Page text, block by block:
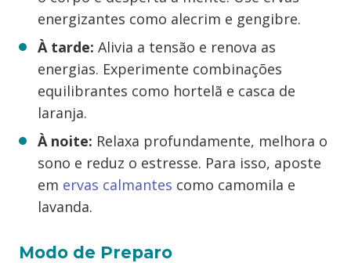
energizantes como alecrim e gengibre.
À tarde: Alivia a tensão e renova as
energias. Experimente combinações
equilibrantes como hortelã e casca de
laranja.
À noite: Relaxa profundamente, melhora o
sono e reduz o estresse. Para isso, aposte
em ervas calmantes como camomila e
lavanda.
Modo de Preparo